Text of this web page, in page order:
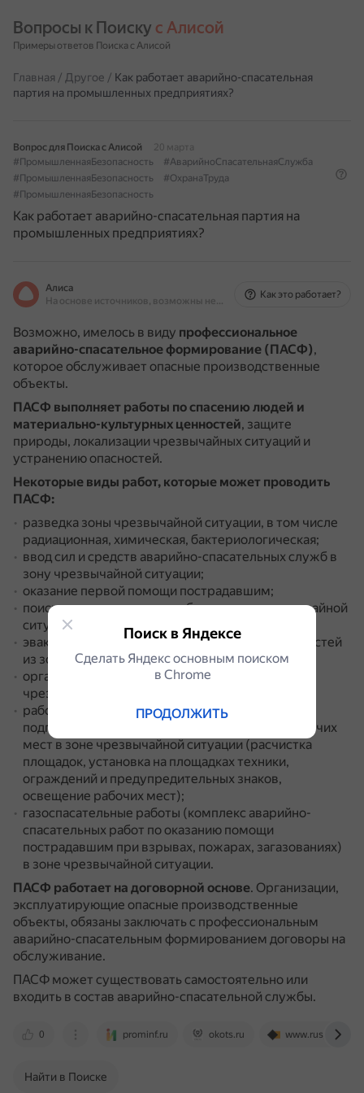
Вопросы к Поиску с Алисой
Примеры ответов Поиска с Алисой
Главная / Другое / Как работает аварийно-спасательная
партия на промышленных предприятиях?
Вопрос для Поиска с Алисой
20 марта
#ПромышленнаяБезопасность
#АварийноСпасательнаяСлужба
#ПромышленнаяБезопасность
#ОхранаТруда
#ПромышленнаяБезопасность
Как работает аварийно-спасательная партия на
промышленных предприятиях?
Алиса
На основе источников, возможны неточности
Как это работает?
Возможно, имелось в виду профессиональное
аварийно-спасательное формирование (ПАСФ),
которое обслуживает опасные производственные
объекты.
ПАСФ выполняет работы по спасению людей и
материально-культурных ценностей, защите
природы, локализации чрезвычайных ситуаций и
устранению опасностей.
Некоторые виды работ, которые может проводить
ПАСФ:
разведка зоны чрезвычайной ситуации, в том числе
радиационная, химическая, бактериологическая;
ввод сил и средств аварийно-спасательных служб в
зону чрезвычайной ситуации;
оказание первой помощи пострадавшим;
поисково-спасательные работы в зоне чрезвычайной
ситуации;
эвакуация пострадавших и материальных ценностей
из зоны чрезвычайной ситуации;
организация управления и связи в зоне
чрезвычайной ситуации;
работы по инженерной и организационной
подготовке участков спасательных работ и рабочих
мест в зоне чрезвычайной ситуации (расчистка
площадок, установка на площадках техники,
ограждений и предупредительных знаков,
освещение рабочих мест);
газоспасательные работы (комплекс аварийно-
спасательных работ по оказанию помощи
пострадавшим при взрывах, пожарах, загазованиях)
в зоне чрезвычайной ситуации.
ПАСФ работает на договорной основе. Организации,
эксплуатирующие опасные производственные
объекты, обязаны заключать с профессиональным
аварийно-спасательным формированием договоры на
обслуживание.
ПАСФ может существовать самостоятельно или
входить в состав аварийно-спасательной службы.
0 prominf.ru okots.ru
Найти в Поиске
Поиск в Яндексе
Сделать Яндекс основным поиском
в Сhrome
ПРОДОЛЖИТЬ